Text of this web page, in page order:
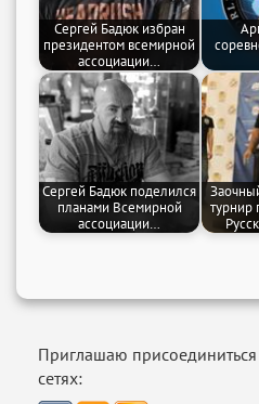
Сергей Бадюк избран
президентом всемирной
ассоциации…
Сергей Бадюк поделился
планами Всемирной
ассоциации…
турнир
Приглашаю присоединиться
сетях: